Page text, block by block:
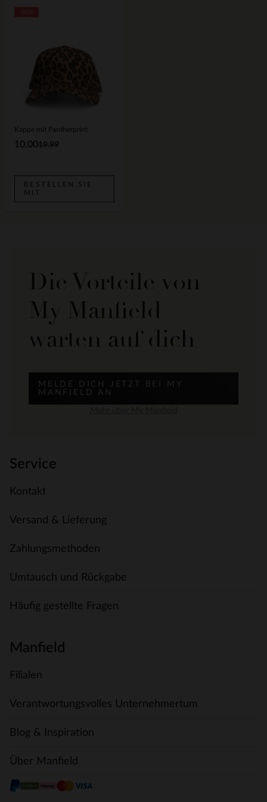
Kappe mit Pantherprint
19.99
10.00
BESTELLEN SIE
MIT
Die Vorteile von
My Manfield
warten auf dich
MELDE DICH JETZT BEI MY
MANFIELD AN
Service
Kontakt
Versand & Lieferung
Zahlungsmethoden
Umtausch und Rückgabe
Häufig gestellte Fragen
Manfield
Filialen
Verantwortungsvolles Unternehmertum
Blog & Inspiration
Über Manfield